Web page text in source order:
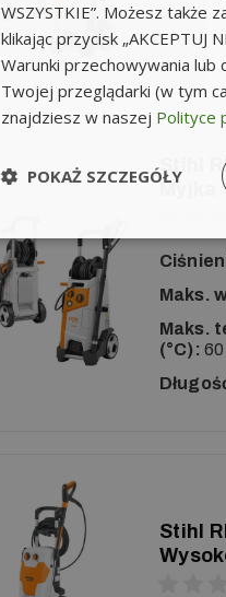
Stihl
Myjka
Maks.
Maks.
(°C): 60
Stihl
WSZYSTKIE”. Możesz także
klikając przycisk „AKCEPTUJ
Warunki przechowywania lub
Twojej przeglądarki (w tym
znajdziesz w naszej Polityce
POKAŻ SZCZEGÓŁY